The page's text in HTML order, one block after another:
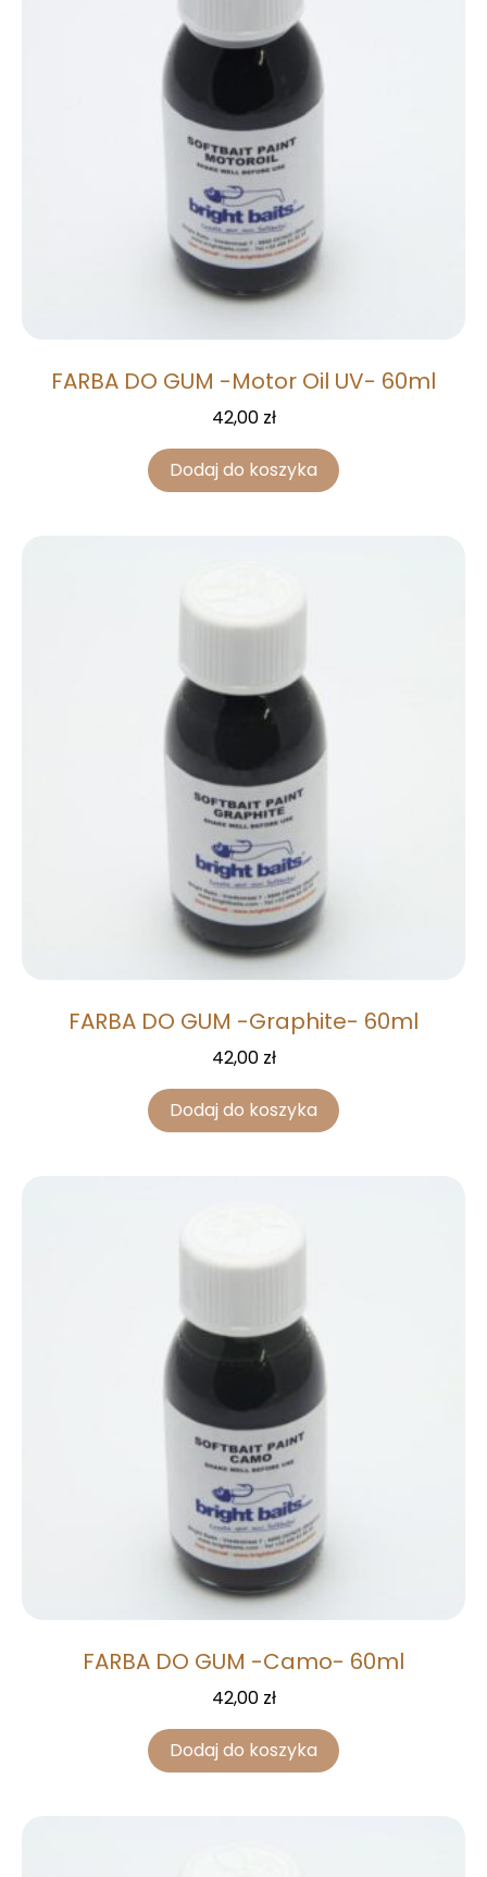
FARBA DO GUM -Motor Oil UV- 60ml
42,00 zł
Dodaj do koszyka
FARBA DO GUM -Graphite- 60ml
42,00 zł
Dodaj do koszyka
FARBA DO GUM -Camo- 60ml
42,00 zł
Dodaj do koszyka